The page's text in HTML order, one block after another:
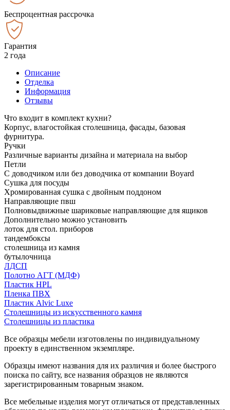
Беспроцентная рассрочка
Гарантия
2 года
Описание
Отделка
Информация
Отзывы
Что входит в комплект кухни?
Корпус, влагостойкая столешница, фасады, базовая
фурнитура.
Ручки
Различные варианты дизайна и материала на выбор
Петли
С доводчиком или без доводчика от компании Boyard
Сушка для посуды
Хромированная сушка с двойным поддоном
Направляющие пвш
Полновыдвижные шариковые направляющие для ящиков
Дополнительно можно установить
лоток для стол. приборов
тандембоксы
столешница из камня
бутылочница
ЛДСП
Полотно АГТ (МДФ)
Пластик HPL
Пленка ПВХ
Пластик Alvic Luxe
Столешницы из искусственного камня
Столешницы из пластика
Все образцы мебели изготовлены по индивидуальному
проекту в единственном экземпляре.
Образцы имеют названия для их различия и более быстрого
поиска по сайту, все названия образцов не являются
зарегистрированным товарным знаком.
Все мебельные изделия могут отличаться от представленных